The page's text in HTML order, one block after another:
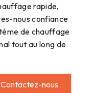
rapide,
nous confiance
de chauffage
tout au long de
Contactez-nous